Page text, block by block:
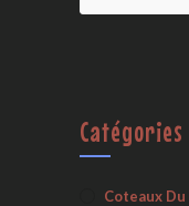
Coteaux